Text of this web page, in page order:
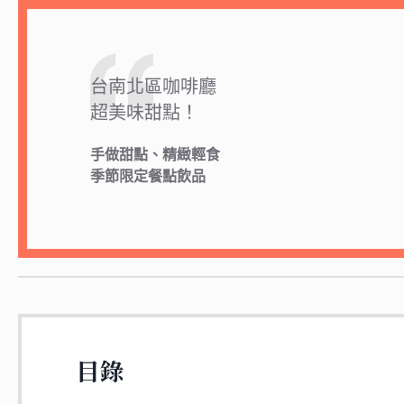
台南北區咖啡廳
超美味甜點！
手做甜點、精緻輕食
季節限定餐點飲品
目錄